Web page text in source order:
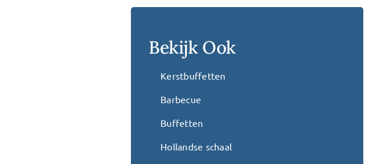
Bekijk Ook
Kerstbuffetten
Barbecue
Buffetten
Hollandse schaal